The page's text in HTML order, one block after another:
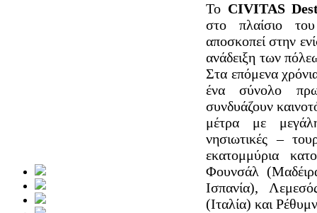
Το CIVITAS
στο πλαίσιο
αποσκοπεί στην
ανάδειξη των
Στα επόμενα
ένα σύνολο
συνδυάζουν
μέτρα με
νησιωτικές –
εκατομμύρια
Φουνσάλ
Ισπανία),
(Ιταλία) και